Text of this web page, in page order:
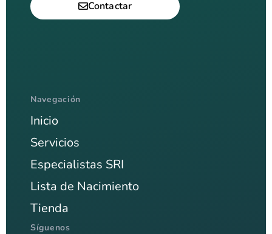
Contactar
Navegación
Inicio
Servicios
Especialistas SRI
Lista de Nacimiento
Tienda
Síguenos